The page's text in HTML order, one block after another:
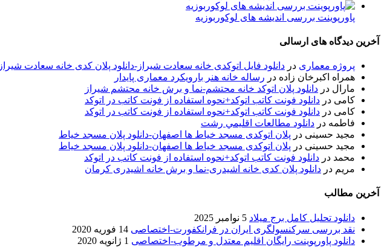
پاورپوینت بررسی اندیشه های لوکوربوزیه
آخرین دیدگاه های ارسالی
پروژه معماری در دانلود فایل اتوکدی خانه سعادت شیراز-دانلود پلان کدی خانه سعادت شیراز
همراه اکبرخان زاده در رساله خانه هنر بارویکرد معماری پایدار
مارال در دانلود پلان اتوکد خانه محتشم-نما و برش خانه محتشم شیراز
کامی در دانلود فونت کاتب اتوکد+نحوه استفاده از فونت کاتب در اتوکد
کامی در دانلود فونت کاتب اتوکد+نحوه استفاده از فونت کاتب در اتوکد
فاطمه در دانلود مطالعات اقليمي رشت
مجید حسینی در پلان اتوکدی مسجد خیاط ها اصفهان-دانلود پلان مسجد خیاط
مجید حسینی در پلان اتوکدی مسجد خیاط ها اصفهان-دانلود پلان مسجد خیاط
محمد در دانلود فونت کاتب اتوکد+نحوه استفاده از فونت کاتب در اتوکد
مریم در دانلود پلان کدی خانه اشیدری-نما و برش خانه اشیدری کرمان
آخرین مطالب
دانلود تحلیل کامل برج میلاد 5 نوامبر 2025
نقد بررسی سرکنسولگری ایران در فرانکفورت-اختصاصی 14 فوریه 2020
دانلود پاورپوینت رایگان اقلیم معتدل و مرطوب-اختصاصی 1 ژانویه 2020